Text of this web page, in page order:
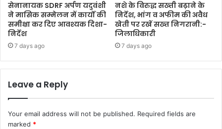
सेनानायक SDRF अर्पण यदुवंशी
ने मासिक सम्मेलन में कार्यों की
समीक्षा कर दिए आवश्यक दिशा-
निर्देश
7 days ago
नशे के विरुद्ध सख्ती बढ़ाने के
निर्देश, भांग व अफीम की अवैध
खेती पर रखें सख्त निगरानी:-
जिलाधिकारी
7 days ago
Leave a Reply
Your email address will not be published. Required fields are
marked *